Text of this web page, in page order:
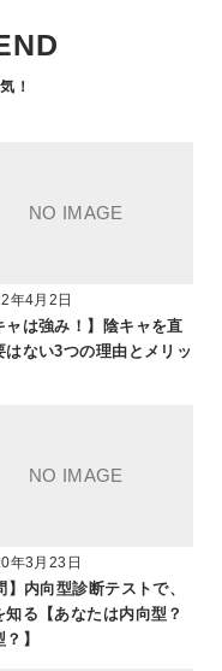
年4月2日
ャは強み！】陰キャを直
はない3つの理由とメリッ
年3月23日
】内向型診断テストで、
知る【あなたは内向型？
】